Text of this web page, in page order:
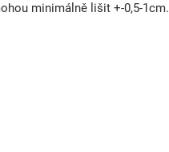
minimálně lišit +-0,5-1cm.